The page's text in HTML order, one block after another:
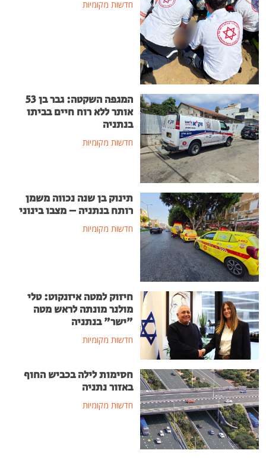
חדשות מקומיות
המגפה השקטה: גבר בן 53
אותר ללא רוח חיים בביתו
בנתניה
חדשות מקומיות
תינוק בן שנה נכווה משמן
רותח בנתניה – מצבו בינוני
חדשות מקומיות
חיזוק למטה איזנקוט: טלי
מולנר מונתה לראש מטה
"ישר" בנתניה
חדשות מקומיות
חסימות לילה בכביש החוף
באזור נתניה
חדשות מקומיות